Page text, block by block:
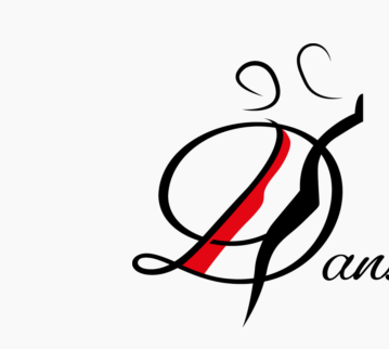
Danse Passion